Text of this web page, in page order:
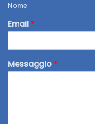
Nome
Email *
Messaggio *